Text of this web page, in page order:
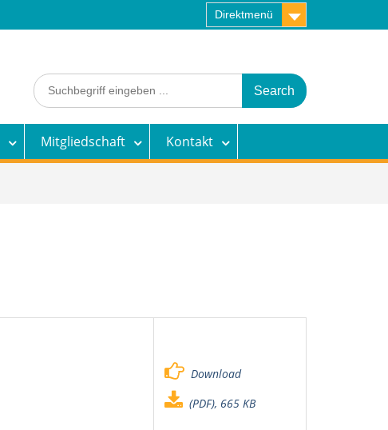
Direktmenü
Search
for:
Mitgliedschaft Kontakt
Download
(PDF), 665 KB